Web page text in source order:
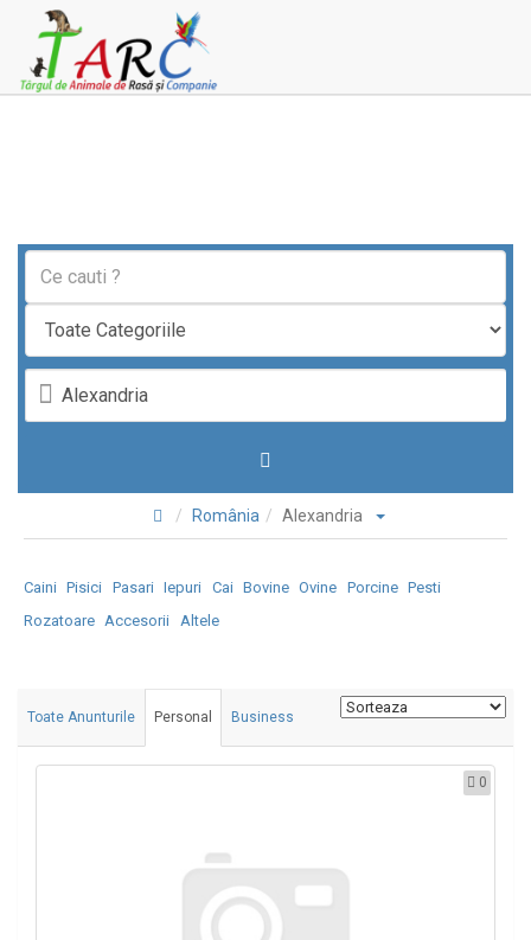
România Alexandria
Caini Pisici Pasari Iepuri Cai Bovine Ovine Porcine Pesti
Rozatoare Accesorii Altele
Toate Anunturile Personal Business
0